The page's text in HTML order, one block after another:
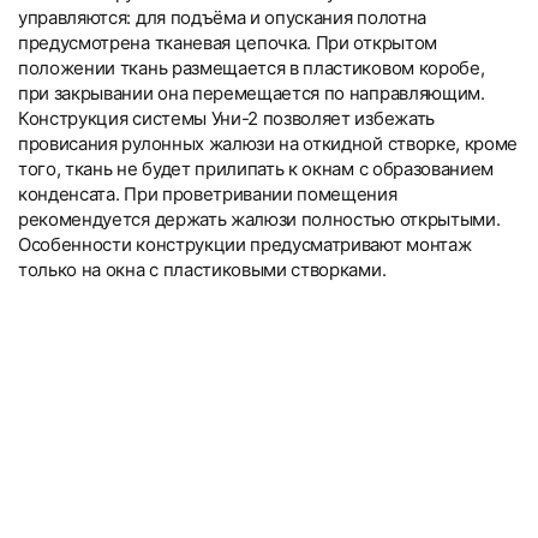
управляются: для подъёма и опускания полотна
предусмотрена тканевая цепочка. При открытом
положении ткань размещается в пластиковом коробе,
при закрывании она перемещается по направляющим.
Конструкция системы Уни-2 позволяет избежать
провисания рулонных жалюзи на откидной створке, кроме
того, ткань не будет прилипать к окнам с образованием
конденсата. При проветривании помещения
рекомендуется держать жалюзи полностью открытыми.
Особенности конструкции предусматривают монтаж
только на окна с пластиковыми створками.